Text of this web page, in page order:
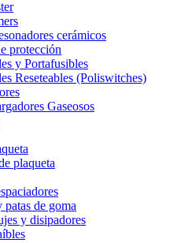
cerámicos
protección
y Portafusibles
Reseteables (Poliswitches)
Gaseosos
plaqueta
patas de goma
y disipadores